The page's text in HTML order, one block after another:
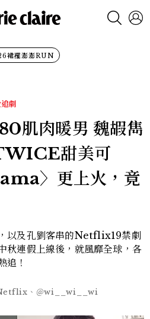
裙襬澎澎RUN
劇
肌肉暖男 魏嘏雋
甜美可
〉更上火，竟
以及孔劉客串的Netflix19禁劇
秋連假上線後，就風靡全球，各
追！
、＠wi__wi__wi